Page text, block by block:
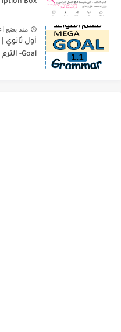
Box
منذ بضع
Goal- الترم الأول Grammar الفصل الدراسي الأول